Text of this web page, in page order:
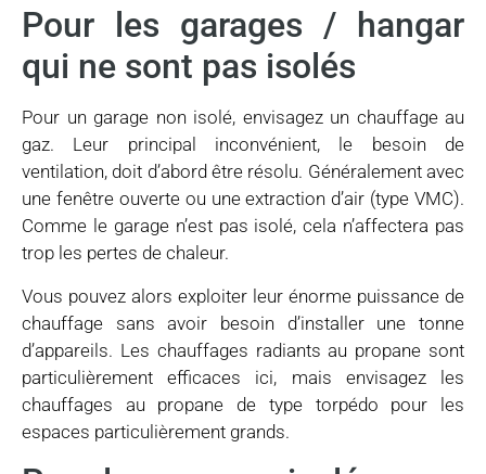
Pour les garages / hangar
qui ne sont pas isolés
Pour un garage non isolé, envisagez un chauffage au
gaz. Leur principal inconvénient, le besoin de
ventilation, doit d’abord être résolu. Généralement avec
une fenêtre ouverte ou une extraction d’air (type VMC).
Comme le garage n’est pas isolé, cela n’affectera pas
trop les pertes de chaleur.
Vous pouvez alors exploiter leur énorme puissance de
chauffage sans avoir besoin d’installer une tonne
d’appareils. Les chauffages radiants au propane sont
particulièrement efficaces ici, mais envisagez les
chauffages au propane de type torpédo pour les
espaces particulièrement grands.